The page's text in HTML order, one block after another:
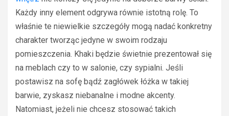
Każdy inny element odgrywa równie istotną rolę. To
właśnie te niewielkie szczegóły mogą nadać konkretny
charakter tworząc jedyne w swoim rodzaju
pomieszczenia. Khaki będzie świetnie prezentował się
na meblach czy to w salonie, czy sypialni. Jeśli
postawisz na sofę bądź zagłówek łóżka w takiej
barwie, zyskasz niebanalne i modne akcenty.
Natomiast, jeżeli nie chcesz stosować takich